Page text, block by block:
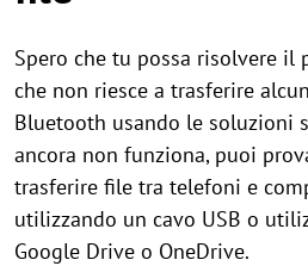
Spero che tu possa risolvere il
che non riesce a trasferire
Bluetooth usando le soluzioni
ancora non funziona, puoi
trasferire file tra telefoni e
utilizzando un cavo USB o
Google Drive o OneDrive.